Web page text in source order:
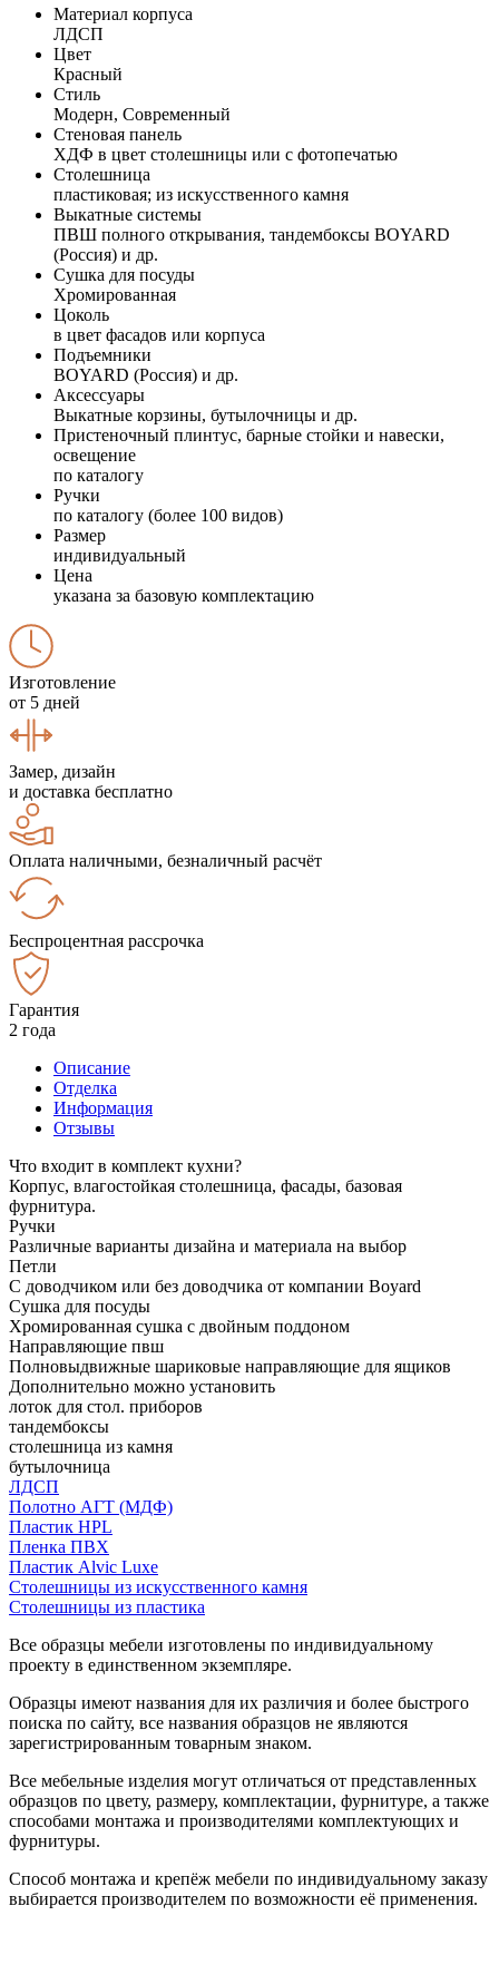
Материал корпуса
ЛДСП
Цвет
Красный
Стиль
Модерн, Современный
Стеновая панель
ХДФ в цвет столешницы или с фотопечатью
Столешница
пластиковая; из искусственного камня
Выкатные системы
ПВШ полного открывания, тандембоксы BOYARD
(Россия) и др.
Сушка для посуды
Хромированная
Цоколь
в цвет фасадов или корпуса
Подъемники
BOYARD (Россия) и др.
Аксессуары
Выкатные корзины, бутылочницы и др.
Пристеночный плинтус, барные стойки и навески,
освещение
по каталогу
Ручки
по каталогу (более 100 видов)
Размер
индивидуальный
Цена
указана за базовую комплектацию
Изготовление
от 5 дней
Замер, дизайн
и доставка бесплатно
Оплата наличными, безналичный расчёт
Беспроцентная рассрочка
Гарантия
2 года
Описание
Отделка
Информация
Отзывы
Что входит в комплект кухни?
Корпус, влагостойкая столешница, фасады, базовая
фурнитура.
Ручки
Различные варианты дизайна и материала на выбор
Петли
С доводчиком или без доводчика от компании Boyard
Сушка для посуды
Хромированная сушка с двойным поддоном
Направляющие пвш
Полновыдвижные шариковые направляющие для ящиков
Дополнительно можно установить
лоток для стол. приборов
тандембоксы
столешница из камня
бутылочница
ЛДСП
Полотно АГТ (МДФ)
Пластик HPL
Пленка ПВХ
Пластик Alvic Luxe
Столешницы из искусственного камня
Столешницы из пластика
Все образцы мебели изготовлены по индивидуальному
проекту в единственном экземпляре.
Образцы имеют названия для их различия и более быстрого
поиска по сайту, все названия образцов не являются
зарегистрированным товарным знаком.
Все мебельные изделия могут отличаться от представленных
образцов по цвету, размеру, комплектации, фурнитуре, а также
способами монтажа и производителями комплектующих и
фурнитуры.
Способ монтажа и крепёж мебели по индивидуальному заказу
выбирается производителем по возможности её применения.